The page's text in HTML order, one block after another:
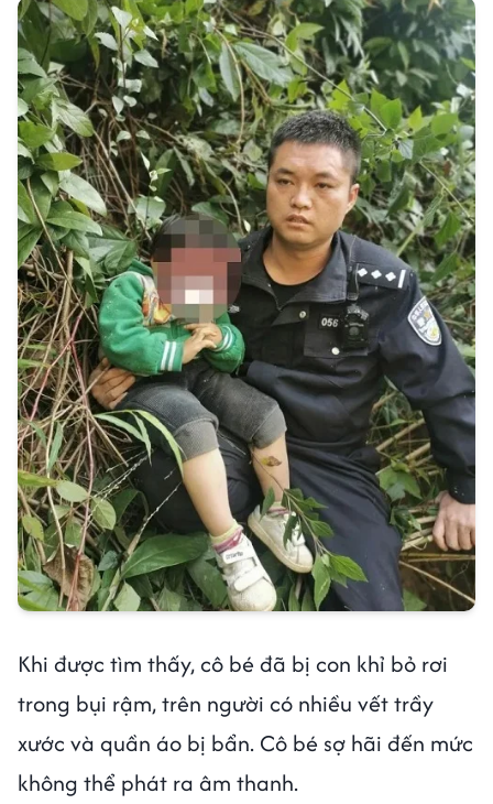
Khi được tìm thấy, cô bé đã bị con khỉ bỏ rơi
trong bụi rậm, trên người có nhiều vết trầy
xước và quần áo bị bẩn. Cô bé sợ hãi đến mức
không thể phát ra âm thanh.